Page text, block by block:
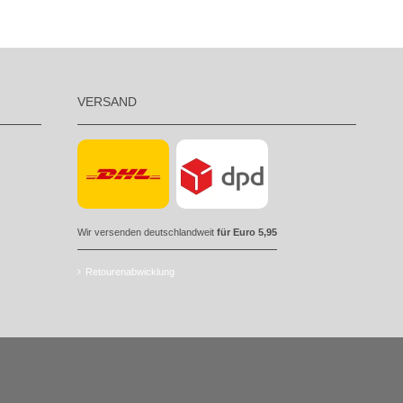
VERSAND
Wir versenden deutschlandweit für Euro 5,95
Retourenabwicklung